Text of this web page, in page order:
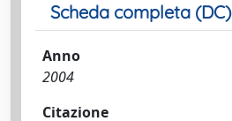
Scheda completa (DC)
Anno
2004
Citazione